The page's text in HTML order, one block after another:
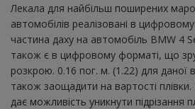
Лекала для найбільш поширених
автомобілів реалізовані в
частина даху на автомобіль BMW 4
також є в цифровому форматі, що
розкрою. 0.16 пог. м. (1.22) для даної
також заощадити на вартості
дає можливість уникнути підрізання